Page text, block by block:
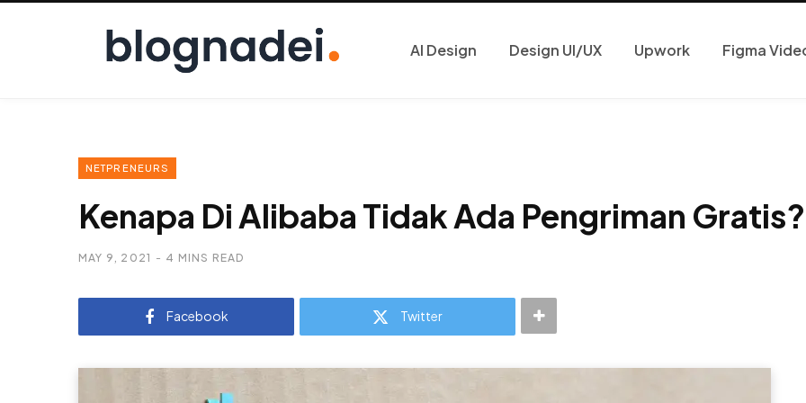
AI Design Design UI/UX Upwork Figma
NETPRENEURS
Kenapa Di Alibaba Tidak Ada Pengriman Gratis?
MAY 9, 2021 4 MINS READ
Facebook Twitter